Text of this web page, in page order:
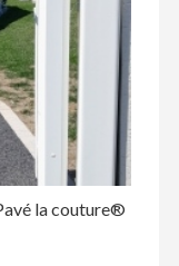
la couture®